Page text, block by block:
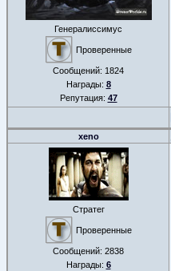
Генералиссимус
Проверенные
Сообщений: 1824
Награды: 8
Репутация: 47
xeno
Стратег
Проверенные
Сообщений: 2838
Награды: 6